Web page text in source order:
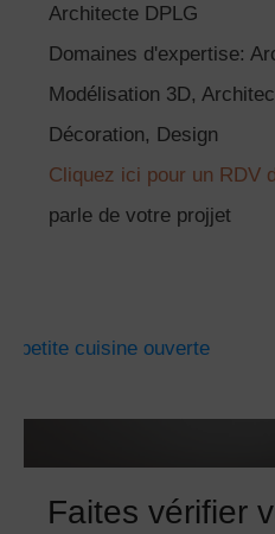
Architecte DPLG
Domaines d'expertise:
Modélisation 3D,
Décoration, Design
Cliquez ici pour un RDV
parle de votre projjet
Faites vérifier